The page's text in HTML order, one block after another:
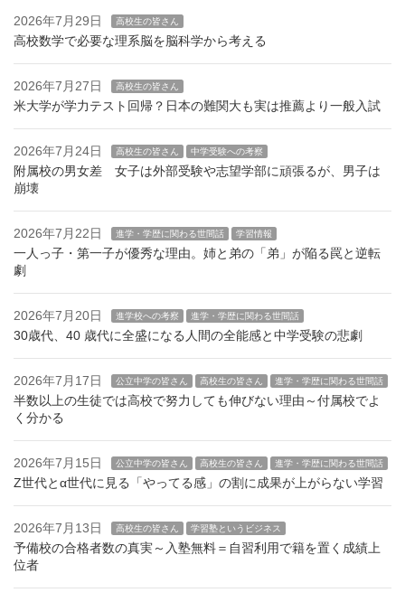
2026年7月29日 高校生の皆さん
高校数学で必要な理系脳を脳科学から考える
2026年7月27日 高校生の皆さん
米大学が学力テスト回帰？日本の難関大も実は推薦より一般入試
2026年7月24日 高校生の皆さん 中学受験への考察
附属校の男女差 女子は外部受験や志望学部に頑張るが、男子は
崩壊
2026年7月22日 進学・学歴に関わる世間話 学習情報
一人っ子・第一子が優秀な理由。姉と弟の「弟」が陥る罠と逆転
劇
2026年7月20日 進学校への考察 進学・学歴に関わる世間話
30歳代、40 歳代に全盛になる人間の全能感と中学受験の悲劇
2026年7月17日 公立中学の皆さん 高校生の皆さん 進学・学歴に関わる世間話
半数以上の生徒では高校で努力しても伸びない理由～付属校でよ
く分かる
2026年7月15日 公立中学の皆さん 高校生の皆さん 進学・学歴に関わる世間話
Z世代とα世代に見る「やってる感」の割に成果が上がらない学習
2026年7月13日 高校生の皆さん 学習塾というビジネス
予備校の合格者数の真実～入塾無料＝自習利用で籍を置く成績上
位者